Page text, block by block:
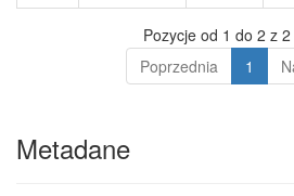
Pozycje od 1 do 2 z 2
Poprzednia
1
Metadane